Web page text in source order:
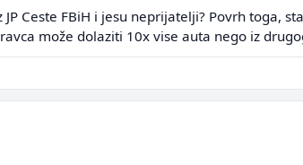
Ceste FBiH i jesu neprijatelji? Povrh toga,
može dolaziti 10x vise auta nego iz